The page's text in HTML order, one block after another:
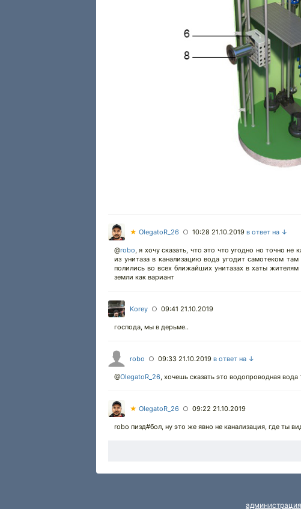
★ OlegatoR_26 ○ 10:28 21.10.2019 в ответ на ↓
@robo, я хочу сказать, что это что угодно но точно
из унитаза в канализацию вода угодит самотеком
полились во всех ближайших унитазах в хаты
земли как вариант
Korey ○ 09:41 21.10.2019
господа, мы в дерьме..
robo ○ 09:33 21.10.2019 в ответ на ↓
@OlegatoR_26, хочешь сказать это водопроводная
★ OlegatoR_26 ○ 09:22 21.10.2019
robo пизд#бол, ну это же явно не канализация, где ты
администрация